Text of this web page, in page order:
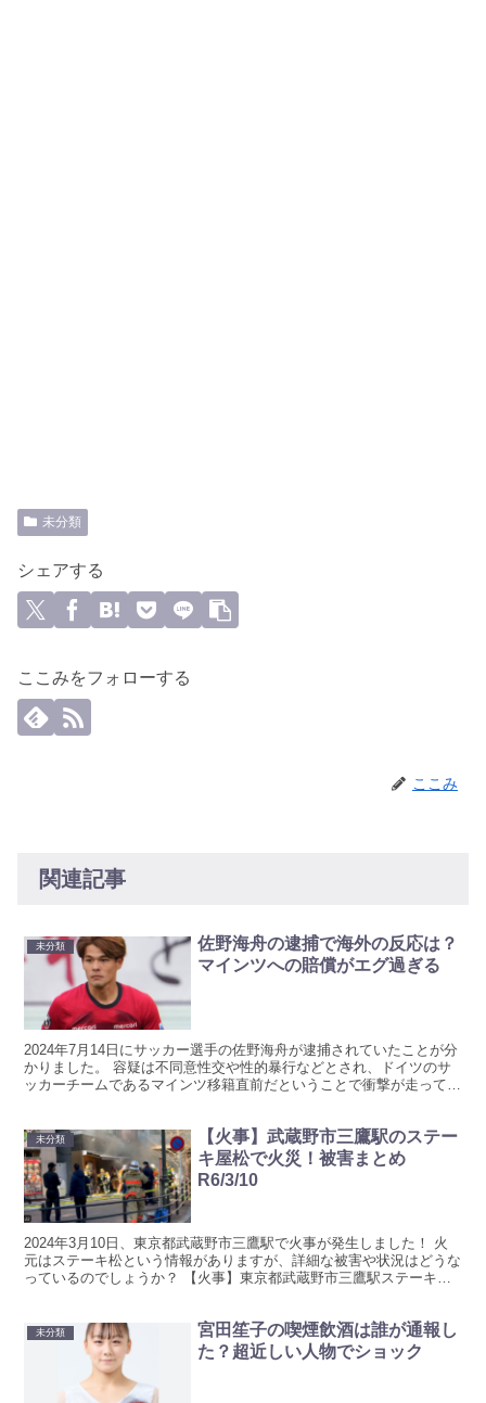
未分類
シェアする
ここみをフォローする
ここみ
関連記事
未分類
佐野海舟の逮捕で海外の反応は？
マインツへの賠償がエグ過ぎる
2024年7月14日にサッカー選手の佐野海舟が逮捕されていたことが分
かりました。 容疑は不同意性交や性的暴行などとされ、ドイツのサ
ッカーチームであるマインツ移籍直前だということで衝撃が走ってい
未分類
【火事】武蔵野市三鷹駅のステー
キ屋松で火災！被害まとめ
R6/3/10
2024年3月10日、東京都武蔵野市三鷹駅で火事が発生しました！ 火
元はステーキ松という情報がありますが、詳細な被害や状況はどうな
っているのでしょうか？ 【火事】東京都武蔵野市三鷹駅ステーキ松
未分類
宮田笙子の喫煙飲酒は誰が通報し
た？超近しい人物でショック